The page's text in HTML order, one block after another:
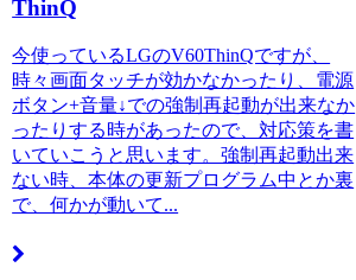
ThinQ
今使っているLGのV60ThinQですが、
時々画面タッチが効かなかったり、電源
ボタン+音量↓での強制再起動が出来なか
ったりする時があったので、対応策を書
いていこうと思います。強制再起動出来
ない時、本体の更新プログラム中とか裏
で、何かが動いて...